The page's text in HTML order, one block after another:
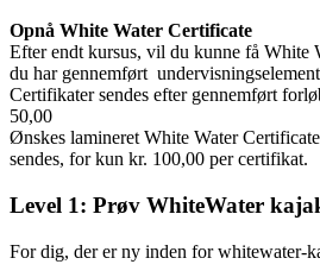
Opnå White Water Certificate
Efter endt kursus, vil du kunne få White
du har gennemført
Certifikater sendes efter gennemført
50,00
Ønskes lamineret White Water
sendes, for kun kr. 100,00 per certifikat.
Level 1: Prøv WhiteWater
For dig, der er ny inden for whitewater-